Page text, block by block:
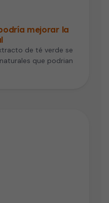
mejorar la
de té verde se
que podrian